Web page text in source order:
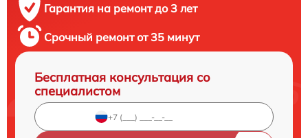
Гарантия на ремонт до 3 лет
Срочный ремонт от 35 минут
Бесплатная консультация со
специалистом